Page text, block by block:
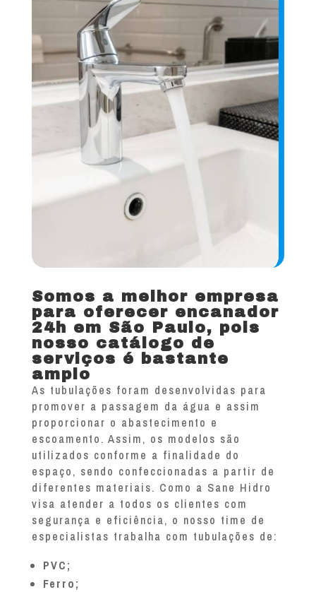
Somos a melhor empresa
para oferecer encanador
24h em São Paulo, pois
nosso catálogo de
serviços é bastante
amplo
As tubulações foram desenvolvidas para
promover a passagem da água e assim
proporcionar o abastecimento e
escoamento. Assim, os modelos são
utilizados conforme a finalidade do
espaço, sendo confeccionadas a partir de
diferentes materiais. Como a Sane Hidro
visa atender a todos os clientes com
segurança e eficiência, o nosso time de
especialistas trabalha com tubulações de:
PVC;
Ferro;